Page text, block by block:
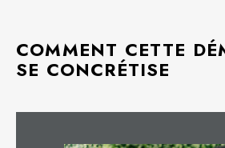
COMMENT CETTE
SE CONCRÉTISE